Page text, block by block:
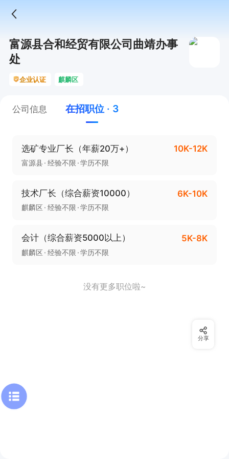
富源县合和经贸有限公司曲靖办事
处
企业认证 麒麟区
公司信息 在招职位 · 3
选矿专业厂长（年薪20万+） 10K-12K
富源县 经验不限 学历不限
技术厂长（综合薪资10000） 6K-10K
麒麟区 经验不限 学历不限
会计（综合薪资5000以上） 5K-8K
麒麟区 经验不限 学历不限
没有更多职位啦~
分享